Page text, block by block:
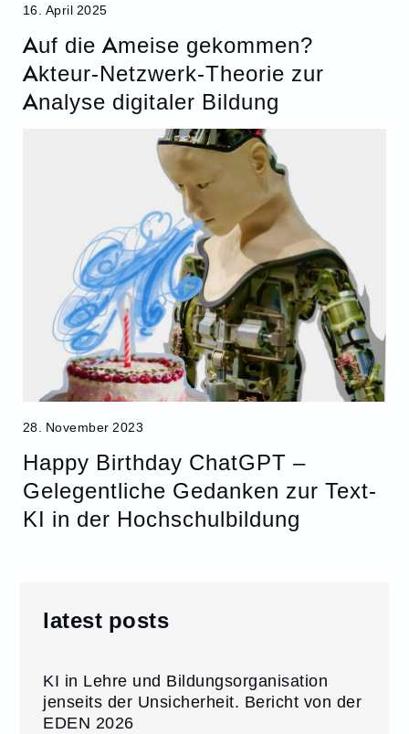
16. April 2025
Auf die Ameise gekommen?
Akteur-Netzwerk-Theorie zur
Analyse digitaler Bildung
28. November 2023
Happy Birthday ChatGPT –
Gelegentliche Gedanken zur Text-
KI in der Hochschulbildung
latest posts
KI in Lehre und Bildungsorganisation
jenseits der Unsicherheit. Bericht von der
EDEN 2026